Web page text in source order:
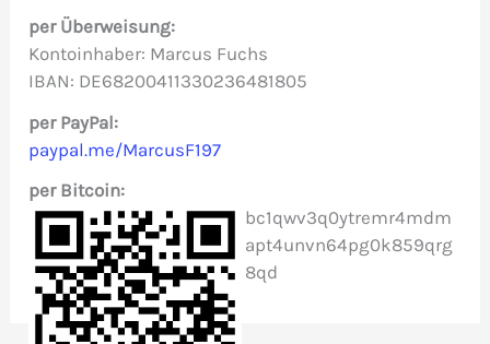
n
a
c
h
:
per Überweisung:
Kontoinhaber: Marcus Fuchs
IBAN: DE68200411330236481805
per PayPal:
paypal.me/MarcusF197
per Bitcoin:
bc1qwv3q0ytremr4mdm
apt4unvn64pg0k859qrg
8qd